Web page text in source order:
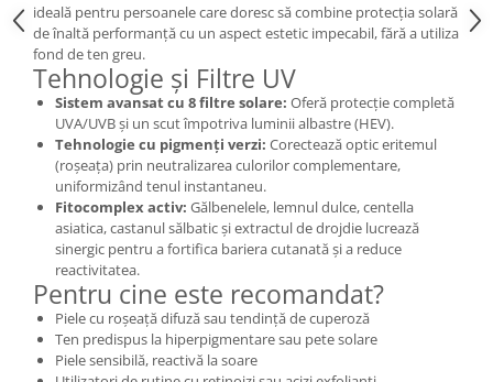
Cătină
Chlorella
Colina
Electroliti
Produse Apicole
Cacao
ideală pentru persoanele care doresc să combine protecția solară
de înaltă performanță cu un aspect estetic impecabil, fără a utiliza
fond de ten greu.
Tehnologie și Filtre UV
Sistem avansat cu 8 filtre solare: Oferă protecție completă
UVA/UVB și un scut împotriva luminii albastre (HEV).
Tehnologie cu pigmenți verzi: Corectează optic eritemul
(roșeața) prin neutralizarea culorilor complementare,
uniformizând tenul instantaneu.
Fitocomplex activ: Gălbenelele, lemnul dulce, centella
asiatica, castanul sălbatic și extractul de drojdie lucrează
sinergic pentru a fortifica bariera cutanată și a reduce
reactivitatea.
Pentru cine este recomandat?
Piele cu roșeață difuză sau tendință de cuperoză
Ten predispus la hiperpigmentare sau pete solare
Piele sensibilă, reactivă la soare